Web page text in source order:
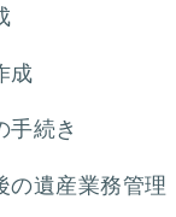
成
手続き
の遺産業務管理